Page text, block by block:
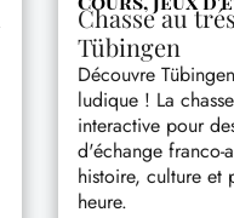
Chasse au
Tübingen
Découvre
ludique ! La
interactive pour
d'échange franco-
histoire, culture et
heure.